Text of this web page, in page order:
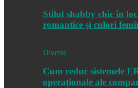
Stilul shabby chic în
romantice și culori
Diverse
Cum reduc sistemele
operaționale ale